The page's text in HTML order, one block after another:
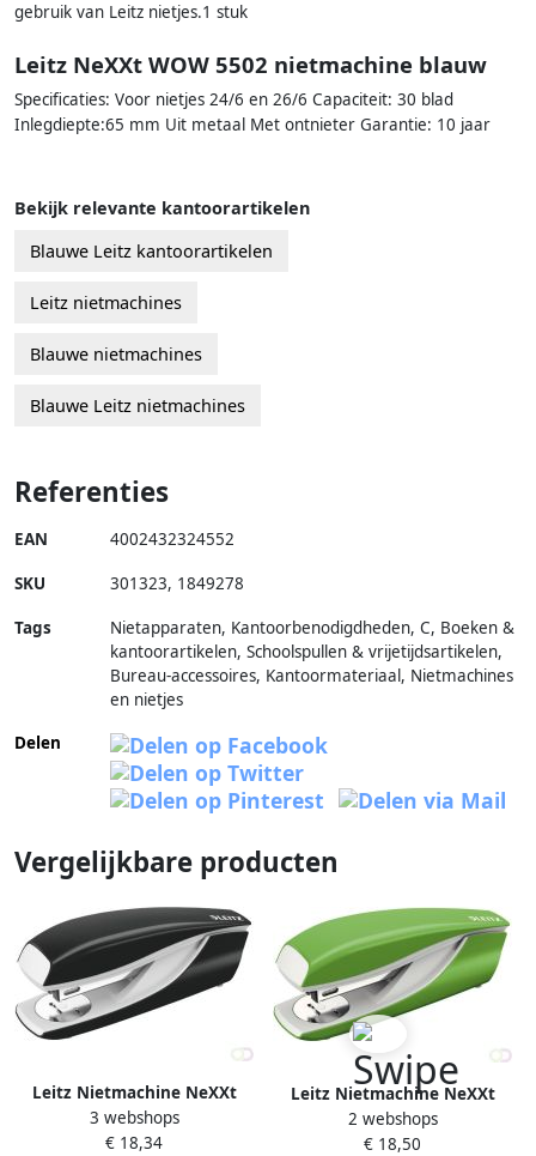
gebruik van Leitz nietjes.1 stuk
Leitz NeXXt WOW 5502 nietmachine blauw
Specificaties: Voor nietjes 24/6 en 26/6 Capaciteit: 30 blad
Inlegdiepte:65 mm Uit metaal Met ontnieter Garantie: 10 jaar
Bekijk relevante kantoorartikelen
Blauwe Leitz kantoorartikelen
Leitz nietmachines
Blauwe nietmachines
Blauwe Leitz nietmachines
Referenties
EAN 4002432324552
SKU 301323, 1849278
Tags
Nietapparaten, Kantoorbenodigdheden, C, Boeken &
kantoorartikelen, Schoolspullen & vrijetijdsartikelen,
Bureau-accessoires, Kantoormateriaal, Nietmachines
en nietjes
Delen
Vergelijkbare producten
Leitz Nietmachine NeXXt
5502 30vel 24 6 zwart
3 webshops
€ 18,34
Leitz Nietmachine NeXXt
5502 30vel 24 6 lichtgroen
2 webshops
€ 18,50